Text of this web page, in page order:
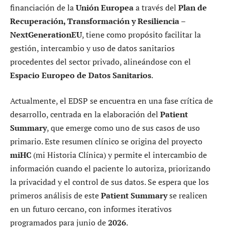
financiación de laUnión Europeaa través del Plan de
Recuperación, Transformación y Resiliencia –
NextGenerationEU, tiene como propósito facilitar la
gestión, intercambio y uso de datos sanitarios
procedentes del sector privado, alineándose con el
Espacio Europeo de Datos Sanitarios.
Actualmente, el EDSP se encuentra en una fase crítica de
desarrollo, centrada en la elaboración del Patient
Summary, que emerge como uno de sus casos de uso
primario. Este resumen clínico se origina del proyecto
miHC (mi Historia Clínica) y permite el intercambio de
información cuando el paciente lo autoriza, priorizando
la privacidad y el control de sus datos. Se espera que los
primeros análisis de estePatient Summaryse realicen
en un futuro cercano, con informes iterativos
programados para junio de2026.